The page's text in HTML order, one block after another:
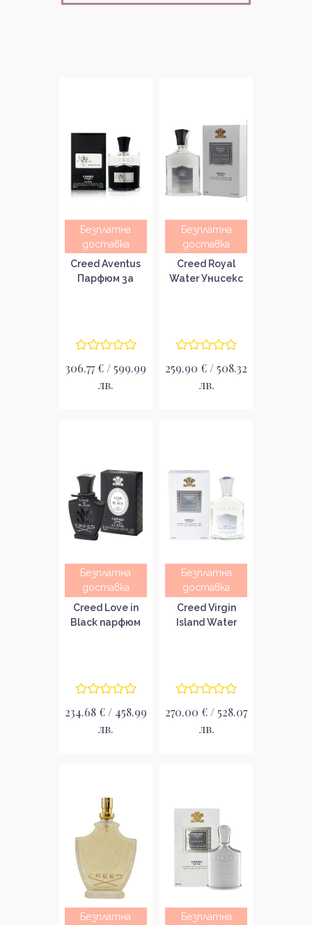
Безплатна
доставка
Creed Aventus
Парфюм за
306.77 € / 599.99
лв.
Безплатна
доставка
Creed Royal
Water Унисекс
259.90 € / 508.32
лв.
Безплатна
доставка
Creed Love in
Black парфюм
234.68 € / 458.99
лв.
Безплатна
доставка
Creed Virgin
Island Water
270.00 € / 528.07
лв.
Безплатна
Безплатна